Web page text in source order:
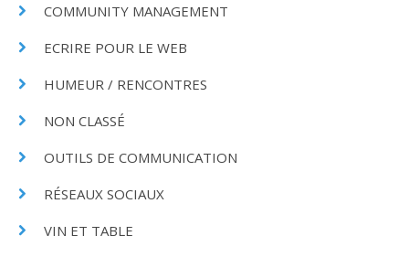
COMMUNITY MANAGEMENT
ECRIRE POUR LE WEB
HUMEUR / RENCONTRES
NON CLASSÉ
OUTILS DE COMMUNICATION
RÉSEAUX SOCIAUX
VIN ET TABLE